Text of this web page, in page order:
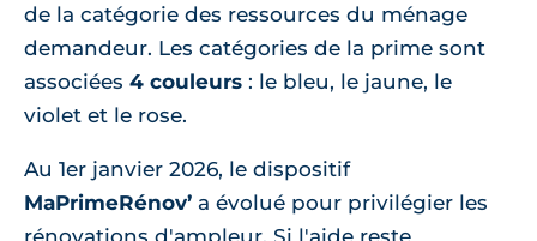
de la catégorie des ressources du ménage
demandeur. Les catégories de la prime sont
associées 4 couleurs : le bleu, le jaune, le
violet et le rose.
Au 1er janvier 2026, le dispositif
MaPrimeRénov’ a évolué pour privilégier les
rénovations d'ampleur. Si l'aide reste